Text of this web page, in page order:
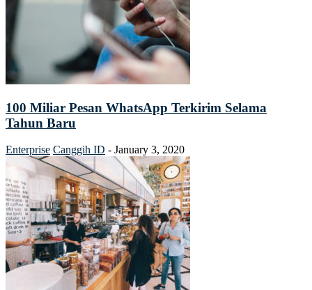
100 Miliar Pesan WhatsApp Terkirim Selama
Tahun Baru
Enterprise Canggih ID - January 3, 2020